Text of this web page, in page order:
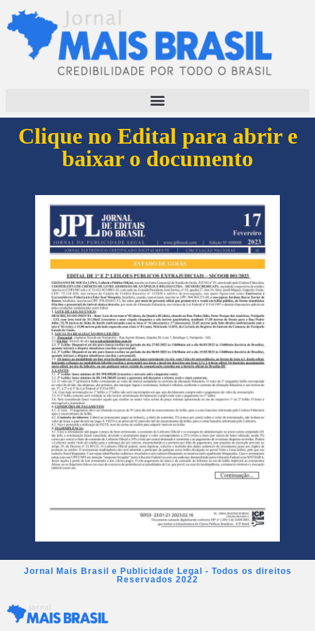
Clique no Edital para abrir e
baixar o documento
Jornal Mais Brasil e Publicidade Legal - Todos os direitos
Reservados 2022